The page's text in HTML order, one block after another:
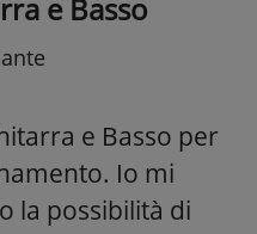
e Basso
e Basso per
Io mi
la possibilità di